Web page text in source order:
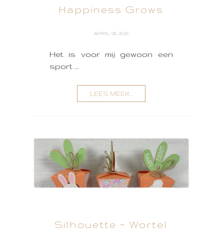
Happiness Grows
APRIL 06, 2026
Het is voor mij gewoon een
sport ...
LEES MEER...
Silhouette ~ Wortel